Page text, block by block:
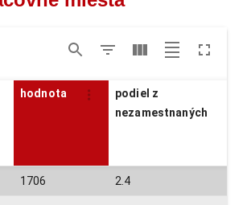
hodnota
podiel z
nezamestnaných
1706 2.4